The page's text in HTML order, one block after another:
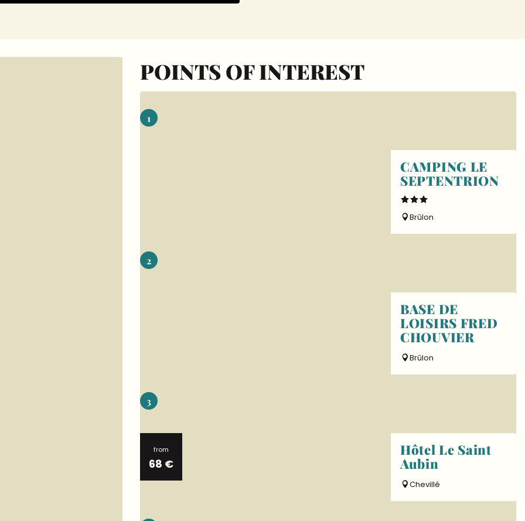
POINTS OF INTEREST
1
CAMPING LE
SEPTENTRION
Brûlon
2
BASE DE
LOISIRS FRED
CHOUVIER
Brûlon
3
from
68 €
Hôtel Le Saint
Aubin
Chevillé